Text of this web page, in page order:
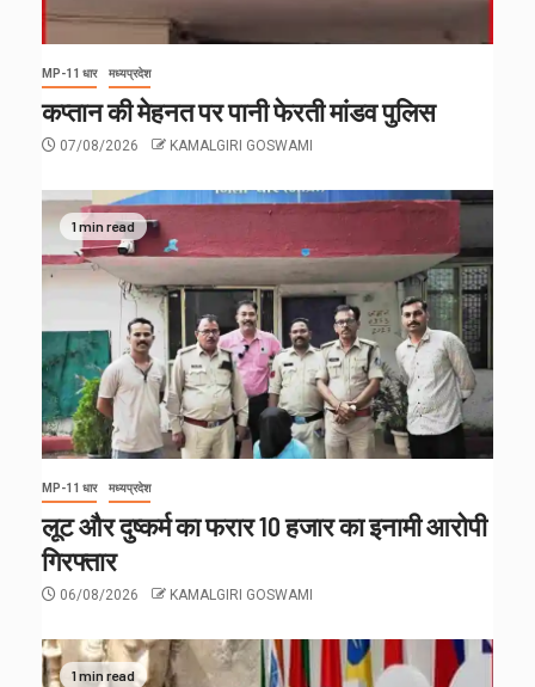
MP-11 धार मध्यप्रदेश
कप्तान की मेहनत पर पानी फेरती मांडव पुलिस
07/08/2026 KAMALGIRI GOSWAMI
1 min read
MP-11 धार मध्यप्रदेश
लूट और दुष्कर्म का फरार 10 हजार का इनामी आरोपी
गिरफ्तार
06/08/2026 KAMALGIRI GOSWAMI
1 min read